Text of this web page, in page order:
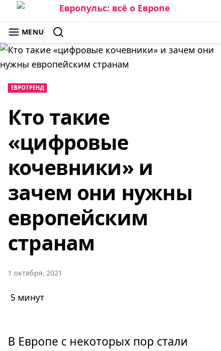
Skip
to
content
ЕВРОПУЛЬС: ВСЁ О ЕВРОПЕ
MENU
SEARCH
ЕВРОТРЕНД
Кто такие
«цифровые
кочевники» и
зачем они нужны
европейским
странам
1 октября, 2021
5 минут
В Европе с некоторых пор стали